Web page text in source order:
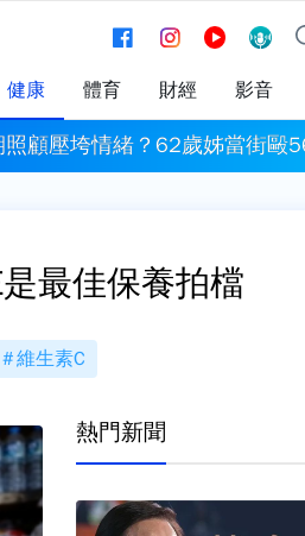
健康 體育 財經 影音
集團
照顧壓垮情緒？62歲姊當街毆
最佳保養拍檔
維生素C
熱門新聞